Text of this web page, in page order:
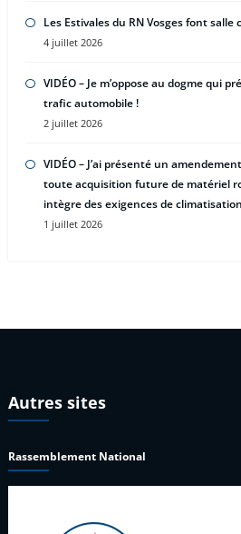
Les Estivales du RN Vosges font salle
4 juillet 2026
VIDÉO – Je m’oppose au dogme qui
trafic automobile !
2 juillet 2026
VIDÉO – J’ai présenté un
toute acquisition future de matériel
intègre des exigences de climatisation
1 juillet 2026
Autres sites
Rassemblement National